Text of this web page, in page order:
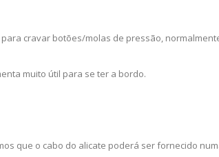
para cravar botões/molas de pressão,
muito útil para se ter a bordo.
que o cabo do alicate poderá ser fornecido